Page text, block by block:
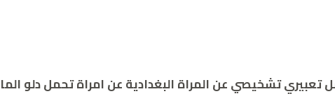
تعبيري تشخيصي عن المراة البغدادية عن امراة تحمل دلو